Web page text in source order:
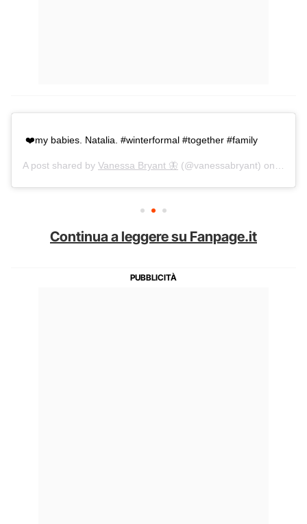
❤️my babies. Natalia. #winterformal #together #family
A post shared by Vanessa Bryant 🦋 (@vanessabryant) on
Continua a leggere su Fanpage.it